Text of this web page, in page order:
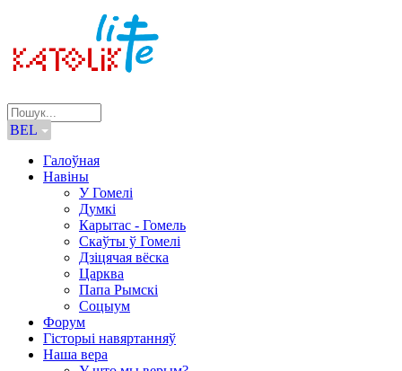
BEL
Галоўная
Навіны
У Гомелі
Думкі
Карытас - Гомель
Скаўты ў Гомелі
Дзіцячая вёска
Царква
Папа Рымскі
Соцыум
Форум
Гісторыі навяртанняў
Наша вера